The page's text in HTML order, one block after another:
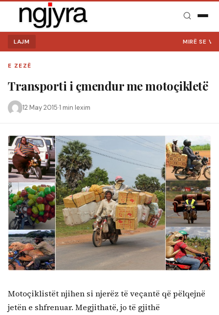
LAJM MIRË SE VINI NË
E ZEZË
Transporti i çmendur me motoçikletë
12 May 2015·1 min lexim
Motoçiklistët njihen si njerëz të veçantë që pëlqejnë
jetën e shfrenuar. Megjithatë, jo të gjithë